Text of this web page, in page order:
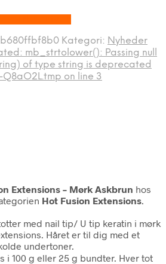
Kategori: Nyheder
mb_strtolower(): Passing null
of type string is deprecated
on line 3
Extensions – Mørk Askbrun hos
Hot Fusion Extensions.
med nail tip/ U tip keratin i mørk
Håret er til dig med et
undertoner.
i 100 g eller 25 g bundter. Hver tot